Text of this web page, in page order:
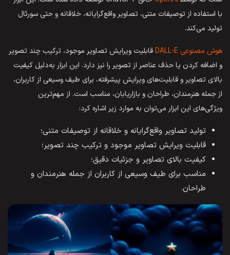
با استفاده از توصیفات متنی، تصاویر واقع‌گرایانه، خلاقانه و حتی سورئال
تولید می‌کند.
هوش مصنوعی DALL-E
قابلیت ویرایش تصاویر موجود، ترکیب چند تصویر
و اضافه کردن یا حذف عناصر از تصویر را نیز دارد. این ابزار به‌دلیل کیفیت
بالای تصاویر و قابلیت‌های ویرایش پیشرفته، برای طیف وسیعی از کاربران،
از جمله هنرمندان، طراحان و بازاریابان، مناسب است. از مهم‌ترین
ویژگی‌های این ابزار می‌توان به موارد زیر اشاره کرد:
تولید تصاویر واقع‌گرایانه و خلاقانه از توصیفات متنی؛
قابلیت ویرایش تصاویر موجود و ترکیب چند تصویر؛
کیفیت بالای تصاویر و جزئیات دقیق؛
مناسب برای طیف وسیعی از کاربران از جمله هنرمندان و
طراحان.